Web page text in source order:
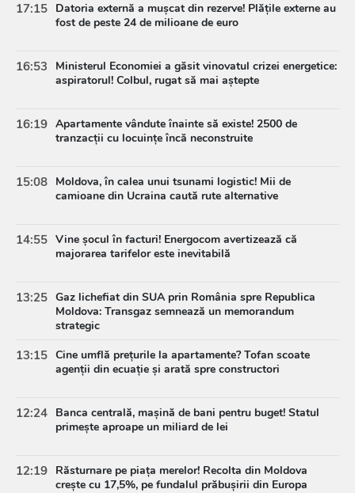
17:15 Datoria externă a mușcat din rezerve! Plățile externe au
fost de peste 24 de milioane de euro
16:53
Ministerul Economiei a găsit vinovatul crizei energetice:
aspiratorul! Colbul, rugat să mai aștepte
16:19 Apartamente vândute înainte să existe! 2500 de
tranzacții cu locuințe încă neconstruite
15:08 Moldova, în calea unui tsunami logistic! Mii de
camioane din Ucraina caută rute alternative
14:55 Vine șocul în facturi! Energocom avertizează că
majorarea tarifelor este inevitabilă
13:25 Gaz lichefiat din SUA prin România spre Republica
Moldova: Transgaz semnează un memorandum
strategic
13:15 Cine umflă prețurile la apartamente? Tofan scoate
agenții din ecuație și arată spre constructori
12:24 Banca centrală, mașină de bani pentru buget! Statul
primește aproape un miliard de lei
12:19 Răsturnare pe piața merelor! Recolta din Moldova
crește cu 17,5%, pe fundalul prăbușirii din Europa